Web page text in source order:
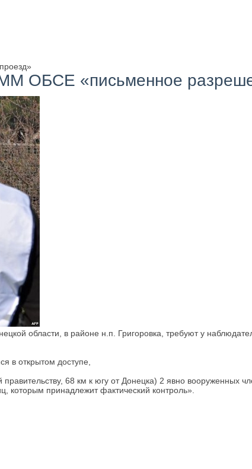
ОБСЕ «письменное
области, в районе н.п. Григоровка, требуют у
в открытом доступе,
68 км к югу от Донецка) 2 явно вооруженных
принадлежит фактический контроль».